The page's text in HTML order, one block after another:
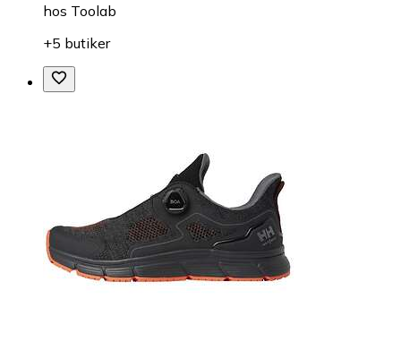
hos Toolab
+5 butiker